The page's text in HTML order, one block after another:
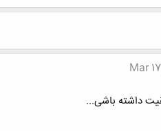
Mar
داشته باشی...